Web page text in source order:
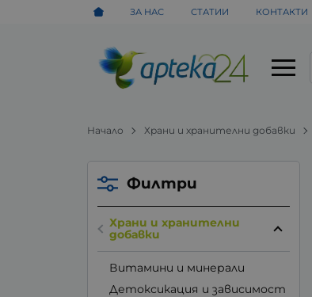
ЗА НАС СТАТИИ КОНТАКТИ
Начало Храни и хранителни добавки
Филтри
Храни и хранителни
добавки
Витамини и минерали
Детоксикация и зависимост